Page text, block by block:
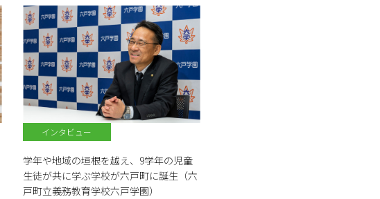
インタビュー
学年や地域の垣根を越え、9学年の児童
生徒が共に学ぶ学校が六戸町に誕生（六
戸町立義務教育学校六戸学園）